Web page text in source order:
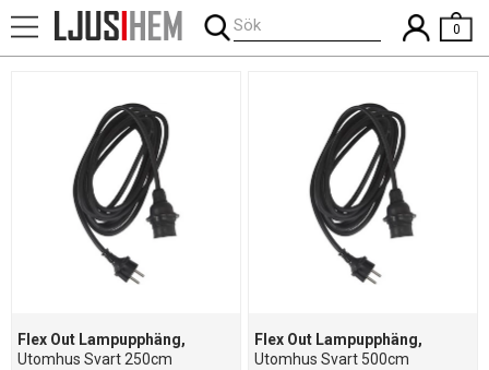
Sök 0
Flex Out Lampupphäng,
Utomhus Svart 250cm
Flex Out Lampupphäng,
Utomhus Svart 500cm